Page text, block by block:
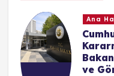
Ana
ve